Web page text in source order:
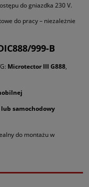
do gniazdka 230 V.
do pracy – niezależnie
999-B
Microtector III G888,
samochodowy
do montażu w